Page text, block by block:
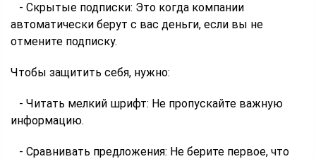
- Скрытые подписки: Это когда компании
автоматически берут с вас деньги, если вы не
отмените подписку.
Чтобы защитить себя, нужно:
- Читать мелкий шрифт: Не пропускайте важную
информацию.
- Сравнивать предложения: Не берите первое, что